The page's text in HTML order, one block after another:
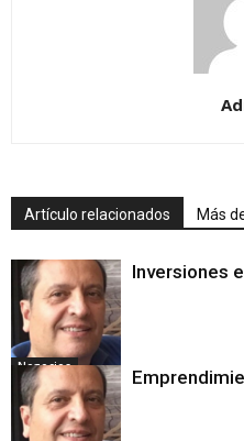
Artículo relacionados Más
Negocios
Inversiones